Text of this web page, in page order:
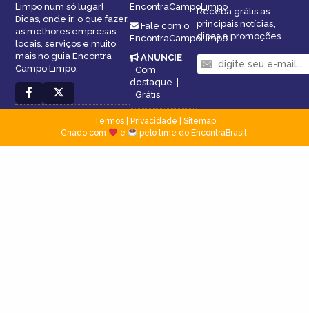
Limpo num só lugar!
Dicas, onde ir, o que fazer,
as melhores empresas,
locais, serviços e muito
mais no guia Encontra
Campo Limpo.
EncontraCampoLimpo
Fale com o
EncontraCampoLimpo
ANUNCIE:
Com
destaque |
Grátis
Receba grátis as
principais notícias,
dicas e promoções
Termos| Privacidade
Sitemap
Criado com
e pelo time do EncontraBrasil